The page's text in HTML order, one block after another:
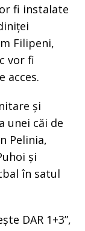
fi instalate
Filipeni,
vor fi
acces.
și
unei căi de
Pelinia,
și
în satul
DAR 1+3”,